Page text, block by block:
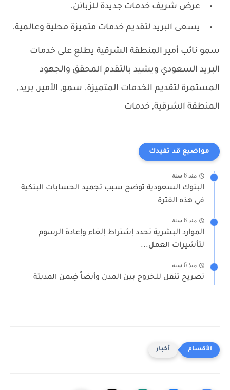
عرض شريف خدمات جديدة للزبائن.
يسعى البريد لتقديم خدمات متميزة محلية وعالمية.
سمو نائب أمير المنطقة الشرقية يطلع على خدمات
البريد السعودي ويشيد بالتقدم المحقق والجهود
المستمرة لتقديم الخدمات المتميزة. سمو, الأمير, بريد,
المنطقة الشرقية, خدمات
مواضيع قد تفيدك
منذ 6 سنة
البنوك السعودية توضح سبب تجميد الحسابات البنكية
في هذه الفترة
منذ 6 سنة
الموارد البشرية تحدد إشتراط إلغاء وإعادة الرسوم
لتأشيرات العمل...
منذ 6 سنة
تصريح تنقل للخروج بين المدن وأيضاً ضِمن المديتة
أخبار